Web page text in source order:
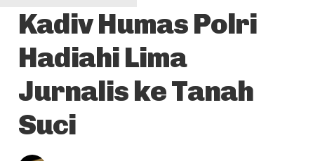
Kadiv Humas Polri
Hadiahi Lima
Jurnalis ke Tanah
Suci